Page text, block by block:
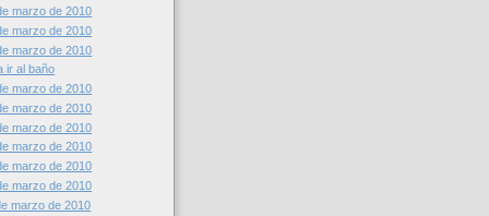
marzo de 2010
marzo de 2010
marzo de 2010
ir al baño
marzo de 2010
marzo de 2010
marzo de 2010
marzo de 2010
marzo de 2010
marzo de 2010
marzo de 2010